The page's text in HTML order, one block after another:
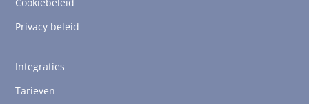
Privacy beleid
Integraties
Tarieven